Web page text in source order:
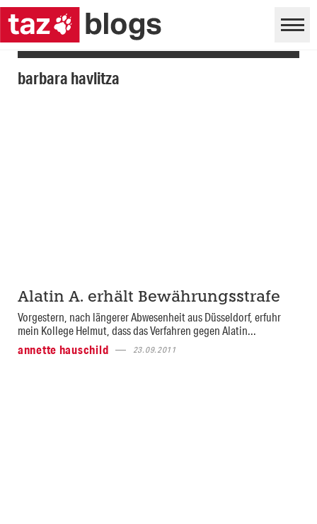
barbara havlitza
Alatin A. erhält Bewährungsstrafe
Vorgestern, nach längerer Abwesenheit aus Düsseldorf, erfuhr
mein Kollege Helmut, dass das Verfahren gegen Alatin...
annette hauschild
23.09.2011